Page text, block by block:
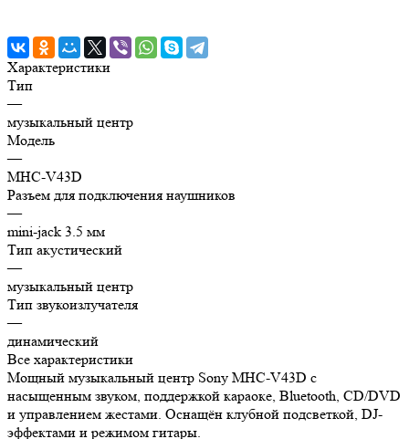
Характеристики
Тип
—
музыкальный центр
Модель
—
MHC-V43D
Разъем для подключения наушников
—
mini-jack 3.5 мм
Тип акустический
—
музыкальный центр
Тип звукоизлучателя
—
динамический
Все характеристики
Мощный музыкальный центр Sony MHC-V43D с
насыщенным звуком, поддержкой караоке, Bluetooth, CD/DVD
и управлением жестами. Оснащён клубной подсветкой, DJ-
эффектами и режимом гитары.